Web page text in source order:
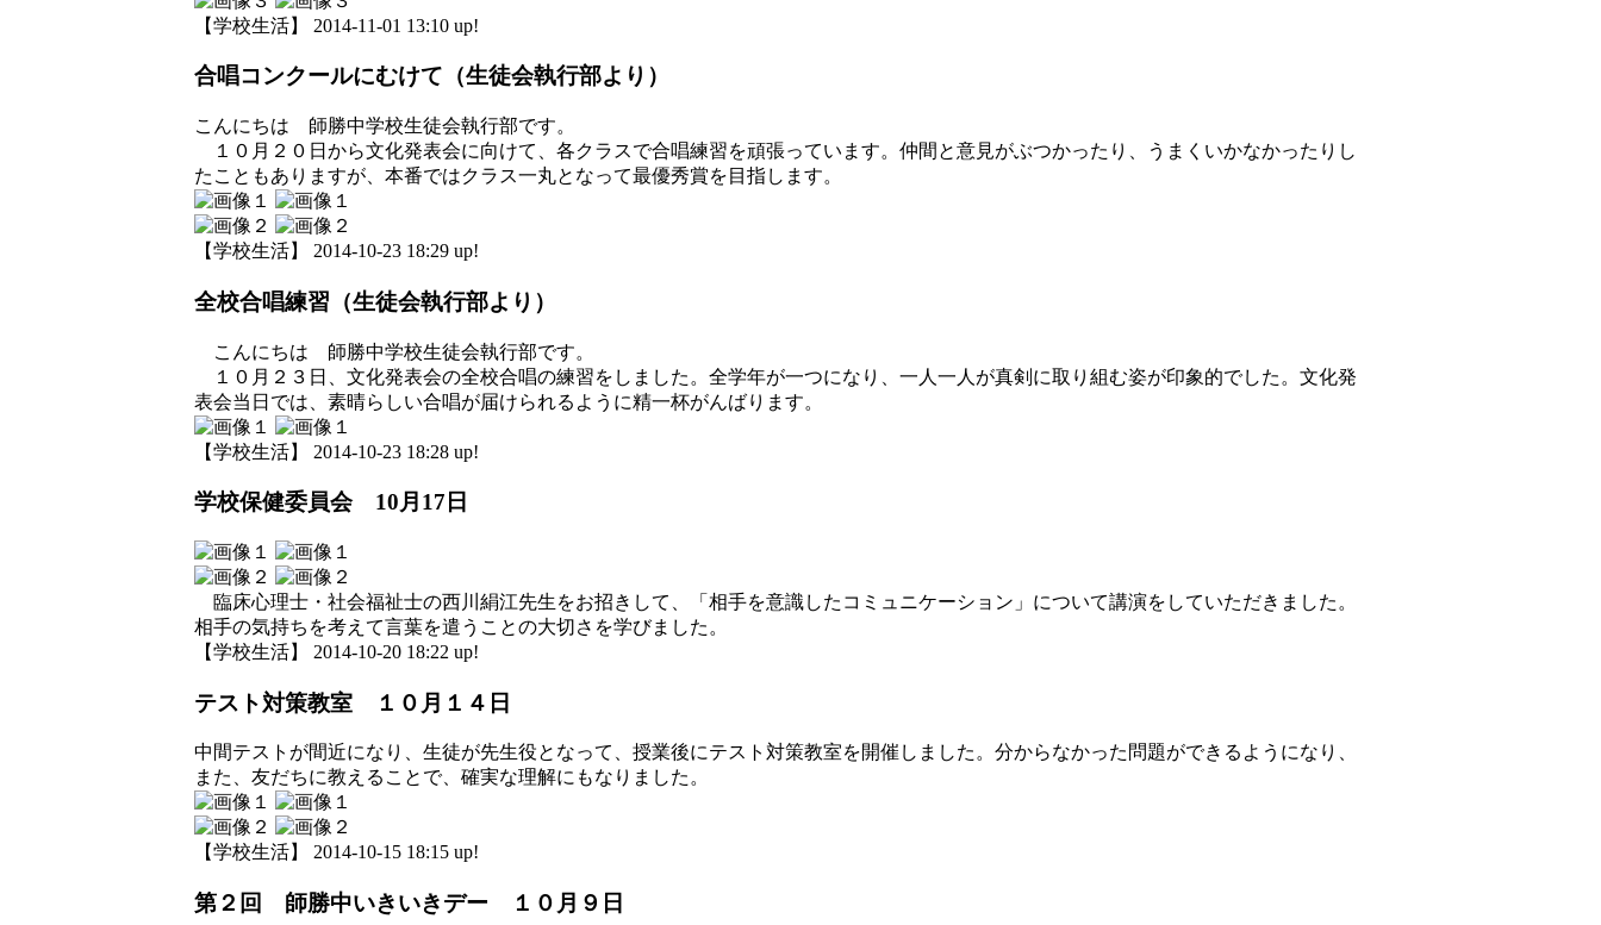
【学校生活】 2014-11-01 13:10 up!
合唱コンクールにむけて（生徒会執行部より）
こんにちは 師勝中学校生徒会執行部です。
１０月２０日から文化発表会に向けて、各クラスで合唱練習を頑張っています。仲間と意見がぶつかったり、うまくいかなかったりし
たこともありますが、本番ではクラス一丸となって最優秀賞を目指します。
【学校生活】 2014-10-23 18:29 up!
全校合唱練習（生徒会執行部より）
こんにちは 師勝中学校生徒会執行部です。
１０月２３日、文化発表会の全校合唱の練習をしました。全学年が一つになり、一人一人が真剣に取り組む姿が印象的でした。文化発
表会当日では、素晴らしい合唱が届けられるように精一杯がんばります。
【学校生活】 2014-10-23 18:28 up!
学校保健委員会 10月17日
臨床心理士・社会福祉士の西川絹江先生をお招きして、「相手を意識したコミュニケーション」について講演をしていただきました。
相手の気持ちを考えて言葉を遣うことの大切さを学びました。
【学校生活】 2014-10-20 18:22 up!
テスト対策教室 １０月１４日
中間テストが間近になり、生徒が先生役となって、授業後にテスト対策教室を開催しました。分からなかった問題ができるようになり、
また、友だちに教えることで、確実な理解にもなりました。
【学校生活】 2014-10-15 18:15 up!
第２回 師勝中いきいきデー １０月９日